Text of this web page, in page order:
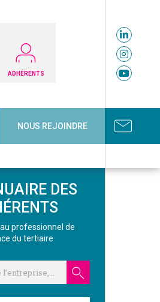
ADHÉRENTS
NOUS REJOINDRE
DES
professionnel de
du tertiaire